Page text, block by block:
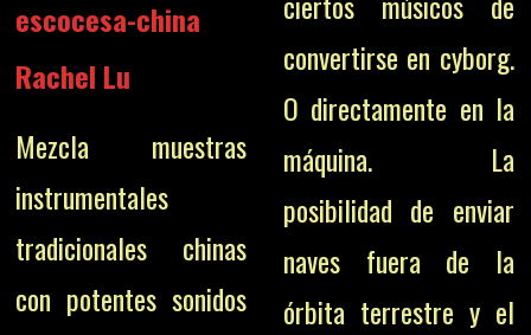
escocesa-china
Rachel Lu
Mezcla muestras
instrumentales
tradicionales chinas
con potentes sonidos
convertirse en cyborg.
O directamente en la
máquina. La
posibilidad de enviar
naves fuera de la
órbita terrestre y el